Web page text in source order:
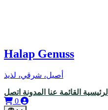
Halap Genuss
أصيل، شرقي، لذيذ
الرئيسية القائمة عنا المدونة اتصل
0